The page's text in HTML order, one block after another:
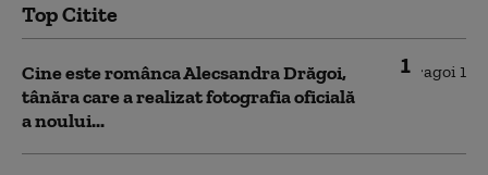
Top Citite
1
Cine este românca Alecsandra Drăgoi,
tânăra care a realizat fotografia oficială
a noului...